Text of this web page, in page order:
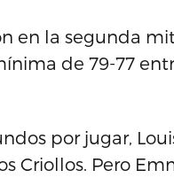
en la segunda
de 79-77
por jugar,
Criollos. Pero